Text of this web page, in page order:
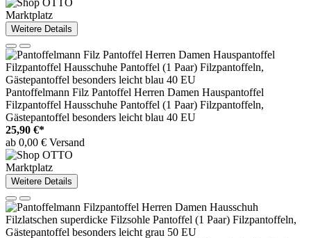
Marktplatz
Weitere Details
Pantoffelmann Filz Pantoffel Herren Damen Hauspantoffel
Filzpantoffel Hausschuhe Pantoffel (1 Paar) Filzpantoffeln,
Gästepantoffel besonders leicht blau 40 EU
25,90 €*
ab 0,00 € Versand
Marktplatz
Weitere Details